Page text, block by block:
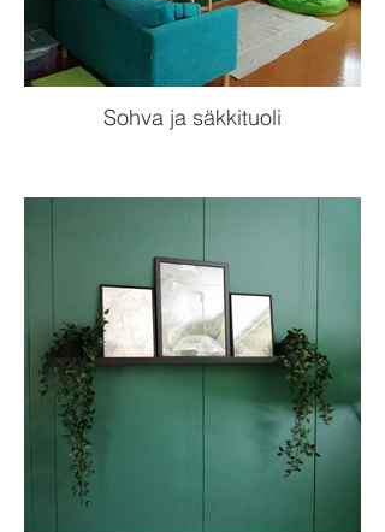
Sohva ja säkkituoli